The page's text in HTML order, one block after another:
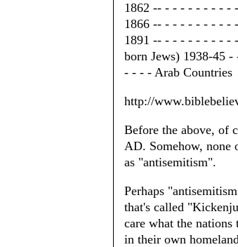
1862 -- - - - - - - - - -
1866 -- - - - - - - - - -
1891 -- - - - - - - - - -
born Jews) 1938-45
- - - - Arab Countries
http://
Before the above, of
AD. Somehow, none
as "antisemitism".
Perhaps
that's called
care what the
in their own